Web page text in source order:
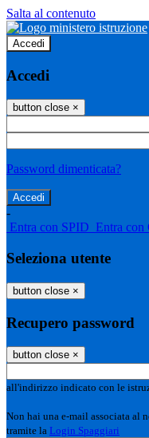
Salta al contenuto
Accedi
Accedi
button close ×
Password dimenticata?
-
Entra con SPID Entra con
Seleziona utente
button close ×
Recupero password
button close ×
all'indirizzo indicato con le
Non hai una e-mail associata al
tramite la Login Spaggiari